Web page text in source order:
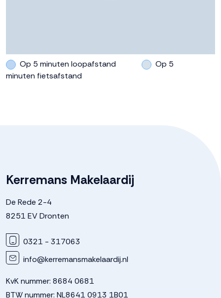
Op 5 minuten loopafstand
Op 5
minuten fietsafstand
Kerremans Makelaardij
De Rede 2-4
8251 EV Dronten
0321 - 317063
info@kerremansmakelaardij.nl
KvK nummer: 8684 0681
BTW nummer: NL8641 0913 1B01